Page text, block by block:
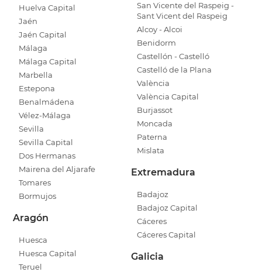
Huelva Capital
Jaén
Jaén Capital
Málaga
Málaga Capital
Marbella
Estepona
Benalmádena
Vélez-Málaga
Sevilla
Sevilla Capital
Dos Hermanas
Mairena del Aljarafe
Tomares
Bormujos
Aragón
Huesca
Huesca Capital
Teruel
San Vicente del Raspeig -
Sant Vicent del Raspeig
Alcoy - Alcoi
Benidorm
Castellón - Castelló
Castelló de la Plana
València
València Capital
Burjassot
Moncada
Paterna
Mislata
Extremadura
Badajoz
Badajoz Capital
Cáceres
Cáceres Capital
Galicia